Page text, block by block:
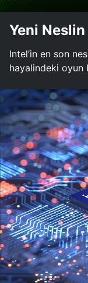
Yeni Neslin
Intel’in en son
hayalindeki oyun